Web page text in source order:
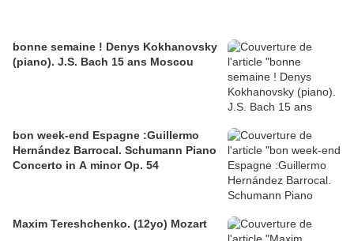
bonne semaine ! Denys Kokhanovsky
(piano). J.S. Bach 15 ans Moscou
bon week-end Espagne :Guillermo
Hernández Barrocal. Schumann Piano
Concerto in A minor Op. 54
Maxim Tereshchenko. (12yo) Mozart